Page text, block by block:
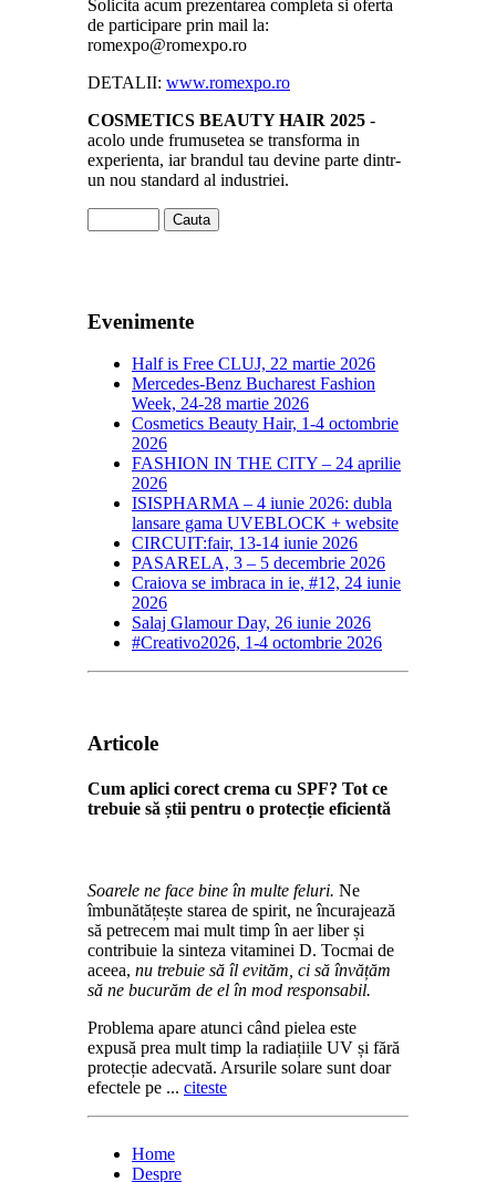
Solicita acum prezentarea completa si oferta
de participare prin mail la:
romexpo@romexpo.ro
DETALII: www.romexpo.ro
COSMETICS BEAUTY HAIR 2025 -
acolo unde frumusetea se transforma in
experienta, iar brandul tau devine parte dintr-
un nou standard al industriei.
Evenimente
Half is Free CLUJ, 22 martie 2026
Mercedes-Benz Bucharest Fashion
Week, 24-28 martie 2026
Cosmetics Beauty Hair, 1-4 octombrie
2026
FASHION IN THE CITY – 24 aprilie
2026
ISISPHARMA – 4 iunie 2026: dubla
lansare gama UVEBLOCK + website
CIRCUIT:fair, 13-14 iunie 2026
PASARELA, 3 – 5 decembrie 2026
Craiova se imbraca in ie, #12, 24 iunie
2026
Salaj Glamour Day, 26 iunie 2026
#Creativo2026, 1-4 octombrie 2026
Articole
Cum aplici corect crema cu SPF? Tot ce
trebuie să știi pentru o protecție eficientă
Soarele ne face bine în multe feluri. Ne
îmbunătățește starea de spirit, ne încurajează
să petrecem mai mult timp în aer liber și
contribuie la sinteza vitaminei D. Tocmai de
aceea, nu trebuie să îl evităm, ci să învățăm
să ne bucurăm de el în mod responsabil.
Problema apare atunci când pielea este
expusă prea mult timp la radiațiile UV și fără
protecție adecvată. Arsurile solare sunt doar
efectele pe ... citeste
Home
Despre